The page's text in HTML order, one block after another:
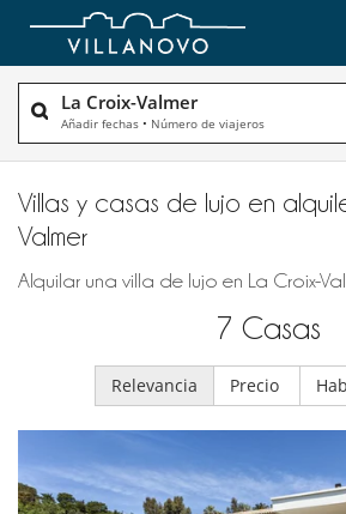
La Croix-Valmer
Añadir fechas • Número de viajeros
Villas y casas de lujo en
Valmer
Alquilar una villa de lujo en La Croix-
7 Casas
Relevancia Precio